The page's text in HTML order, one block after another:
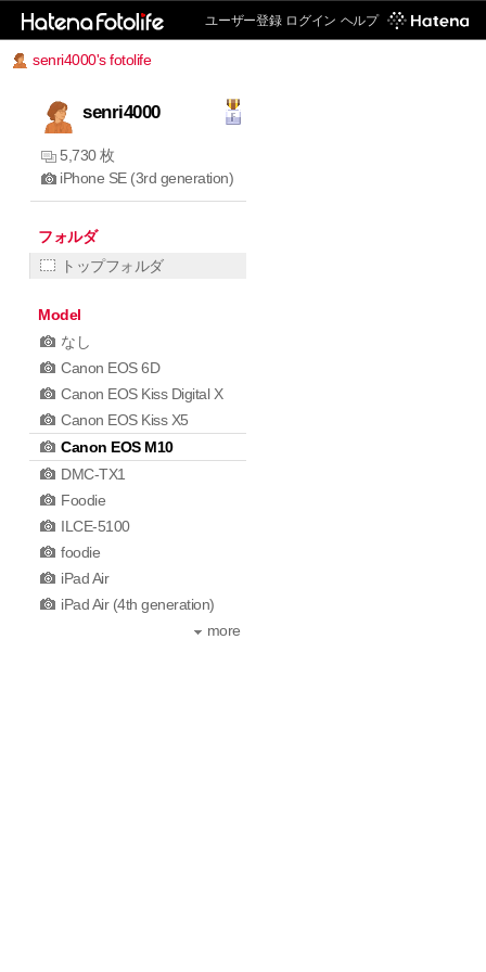
ユーザー登録 ログイン ヘルプ
senri4000's fotolife
senri4000
5,730 枚
iPhone SE (3rd generation)
フォルダ
トップフォルダ
Model
なし
Canon EOS 6D
Canon EOS Kiss Digital X
Canon EOS Kiss X5
Canon EOS M10
DMC-TX1
Foodie
ILCE-5100
foodie
iPad Air
iPad Air (4th generation)
more